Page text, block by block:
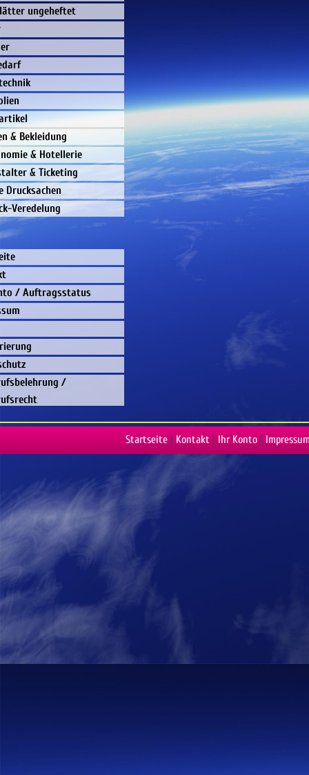
ungeheftet
& Bekleidung
& Hotellerie
& Ticketing
Drucksachen
Veredelung
/ Auftragsstatus
/
Startseite | Kontakt | Ihr Konto |